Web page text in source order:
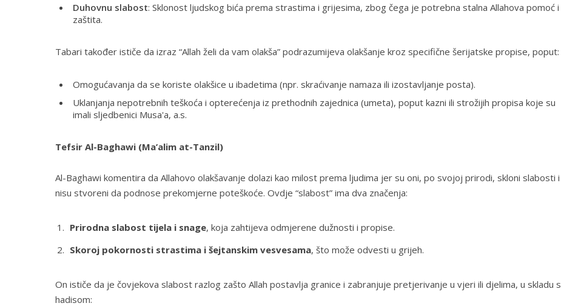
Duhovnu slabost: Sklonost ljudskog bića prema strastima i grijesima, zbog čega je potrebna stalna Allahova pomoć i
zaštita.
Tabari također ističe da izraz “Allah želi da vam olakša” podrazumijeva olakšanje kroz specifične šerijatske propise, poput:
Omogućavanja da se koriste olakšice u ibadetima (npr. skraćivanje namaza ili izostavljanje posta).
Uklanjanja nepotrebnih teškoća i opterećenja iz prethodnih zajednica (umeta), poput kazni ili strožijih propisa koje su
imali sljedbenici Musa'a, a.s.
Tefsir Al-Baghawi (Ma’alim at-Tanzil)
Al-Baghawi komentira da Allahovo olakšavanje dolazi kao milost prema ljudima jer su oni, po svojoj prirodi, skloni slabosti i
nisu stvoreni da podnose prekomjerne poteškoće. Ovdje “slabost” ima dva značenja:
Prirodna slabost tijela i snage, koja zahtijeva odmjerene dužnosti i propise.
Skoroj pokornosti strastima i šejtanskim vesvesama, što može odvesti u grijeh.
On ističe da je čovjekova slabost razlog zašto Allah postavlja granice i zabranjuje pretjerivanje u vjeri ili djelima, u skladu s
hadisom: